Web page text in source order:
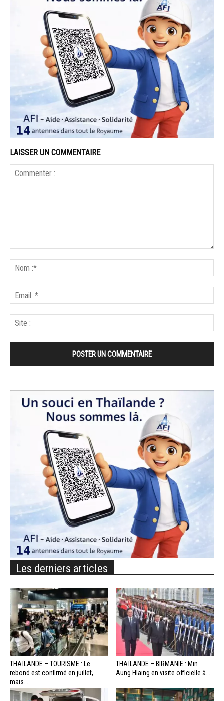
LAISSER UN COMMENTAIRE
Les derniers articles
THAÏLANDE – TOURISME : Le
rebond est confirmé en juillet,
mais...
THAÏLANDE – BIRMANIE : Min
Aung Hlaing en visite officielle à...